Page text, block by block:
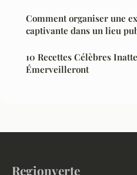
Comment organiser une
captivante dans un lieu
10 Recettes Célèbres
Émerveilleront
Regionverte